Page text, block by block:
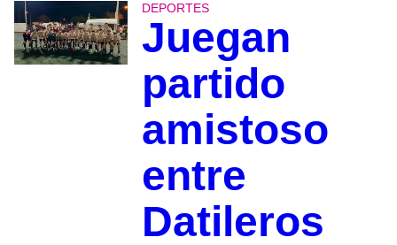
DEPORTES
Juegan
partido
amistoso
entre
Datileros